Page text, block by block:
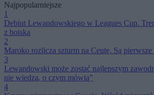
Najpopularniejsze
1
Debiut Lewandowskiego w Leagues Cup.
z boiska
2
Maroko rozlicza szturm na Ceutę. Są
3
Lewandowski może zostać najlepszym
nie wiedzą, o czym mówią”
4